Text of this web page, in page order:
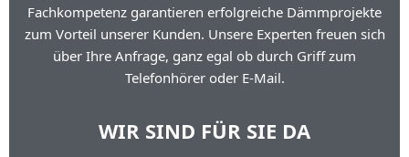
Fachkompetenz garantieren erfolgreiche Dämmprojekte
zum Vorteil unserer Kunden. Unsere Experten freuen sich
über Ihre Anfrage, ganz egal ob durch Griff zum
Telefonhörer oder E-Mail.
WIR SIND FÜR SIE DA